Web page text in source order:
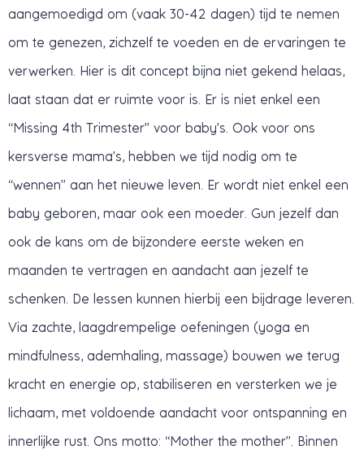
aangemoedigd om (vaak 30-42 dagen) tijd te nemen
om te genezen, zichzelf te voeden en de ervaringen te
verwerken. Hier is dit concept bijna niet gekend helaas,
laat staan dat er ruimte voor is. Er is niet enkel een
“Missing 4th Trimester” voor baby’s. Ook voor ons
kersverse mama’s, hebben we tijd nodig om te
“wennen” aan het nieuwe leven. Er wordt niet enkel een
baby geboren, maar ook een moeder. Gun jezelf dan
ook de kans om de bijzondere eerste weken en
maanden te vertragen en aandacht aan jezelf te
schenken. De lessen kunnen hierbij een bijdrage leveren.
Via zachte, laagdrempelige oefeningen (yoga en
mindfulness, ademhaling, massage) bouwen we terug
kracht en energie op, stabiliseren en versterken we je
lichaam, met voldoende aandacht voor ontspanning en
innerlijke rust. Ons motto: “Mother the mother”. Binnen